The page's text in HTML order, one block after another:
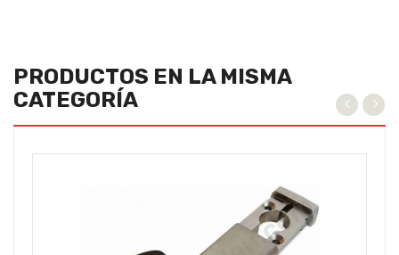
PRODUCTOS EN LA MISMA
CATEGORÍA